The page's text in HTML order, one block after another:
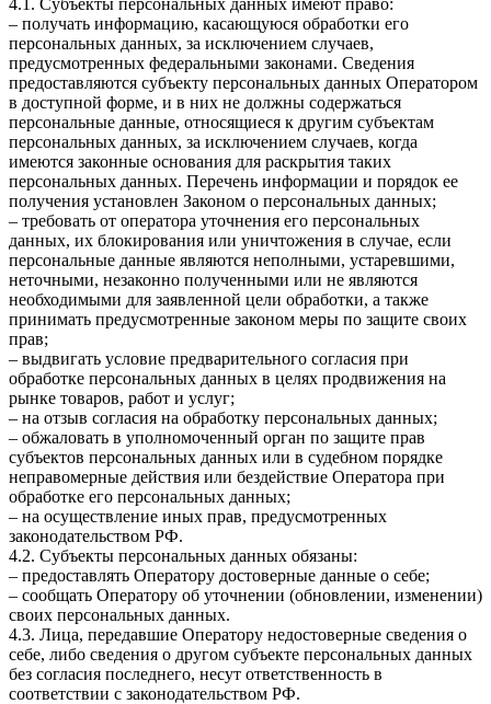
– получать информацию, касающуюся обработки его
персональных данных, за исключением случаев,
предусмотренных федеральными законами. Сведения
предоставляются субъекту персональных данных Оператором
в доступной форме, и в них не должны содержаться
персональные данные, относящиеся к другим субъектам
персональных данных, за исключением случаев, когда
имеются законные основания для раскрытия таких
персональных данных. Перечень информации и порядок ее
получения установлен Законом о персональных данных;
– требовать от оператора уточнения его персональных
данных, их блокирования или уничтожения в случае, если
персональные данные являются неполными, устаревшими,
неточными, незаконно полученными или не являются
необходимыми для заявленной цели обработки, а также
принимать предусмотренные законом меры по защите своих
прав;
– выдвигать условие предварительного согласия при
обработке персональных данных в целях продвижения на
рынке товаров, работ и услуг;
– на отзыв согласия на обработку персональных данных;
– обжаловать в уполномоченный орган по защите прав
субъектов персональных данных или в судебном порядке
неправомерные действия или бездействие Оператора при
обработке его персональных данных;
– на осуществление иных прав, предусмотренных
законодательством РФ.
4.2. Субъекты персональных данных обязаны:
– предоставлять Оператору достоверные данные о себе;
– сообщать Оператору об уточнении (обновлении, изменении)
своих персональных данных.
4.3. Лица, передавшие Оператору недостоверные сведения о
себе, либо сведения о другом субъекте персональных данных
без согласия последнего, несут ответственность в
соответствии с законодательством РФ.